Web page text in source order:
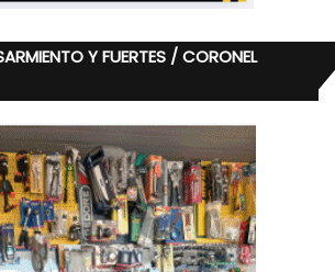
Y FUERTES / CORONEL